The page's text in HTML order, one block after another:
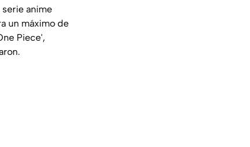
anime
un máximo de
Piece',